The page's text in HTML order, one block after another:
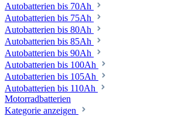
Autobatterien bis 70Ah
Autobatterien bis 75Ah
Autobatterien bis 80Ah
Autobatterien bis 85Ah
Autobatterien bis 90Ah
Autobatterien bis 100Ah
Autobatterien bis 105Ah
Autobatterien bis 110Ah
Motorradbatterien
Kategorie anzeigen